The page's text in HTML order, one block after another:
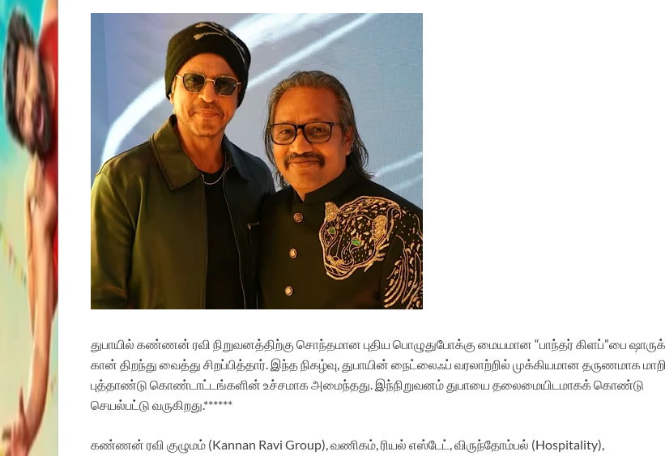
துபாயில் கண்ணன் ரவி நிறுவனத்திற்கு சொந்தமான புதிய பொழுதுபோக்கு மையமான “பாந்தர் கிளப்”பை ஷாருக்
கான் திறந்து வைத்து சிறப்பித்தார். இந்த நிகழ்வு, துபாயின் நைட்லைஃப் வரலாற்றில் முக்கியமான தருணமாக
புத்தாண்டு கொண்டாட்டங்களின் உச்சமாக அமைந்தது. இந்நிறுவனம் துபாயை தலைமையிடமாகக் கொண்டு
செயல்பட்டு வருகிறது.******
கண்ணன் ரவி குழுமம் (Kannan Ravi Group), வணிகம், ரியல் எஸ்டேட், விருந்தோம்பல் (Hospitality),